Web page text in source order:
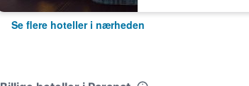
Se flere hoteller i nærheden